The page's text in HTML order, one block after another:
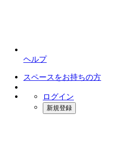
ヘルプ
スペースをお持ちの方
ログイン
新規登録